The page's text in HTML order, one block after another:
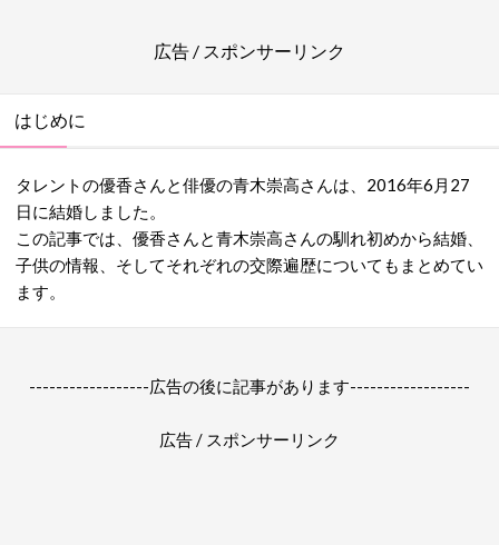
広告 / スポンサーリンク
はじめに
タレントの優香さんと俳優の青木崇高さんは、2016年6月27
日に結婚しました。
この記事では、優香さんと青木崇高さんの馴れ初めから結婚、
子供の情報、そしてそれぞれの交際遍歴についてもまとめてい
ます。
------------------広告の後に記事があります------------------
広告 / スポンサーリンク